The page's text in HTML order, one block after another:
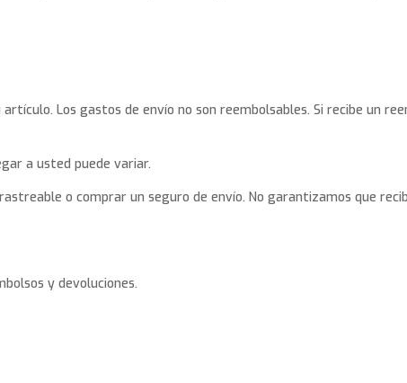
Los gastos de envío no son reembolsables. Si recibe un
a usted puede variar.
o comprar un seguro de envío. No garantizamos que
y devoluciones.